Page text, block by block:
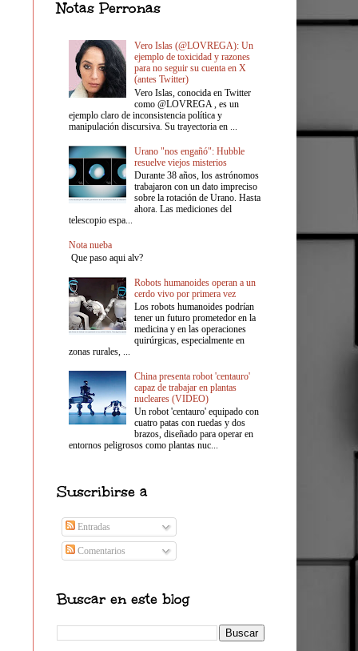
Notas Perronas
Vero Islas (@LOVREGA): Un
ejemplo de toxicidad y razones
para no seguir su cuenta en X
(antes Twitter)
Vero Islas, conocida en Twitter
como @LOVREGA , es un
ejemplo claro de inconsistencia política y
manipulación discursiva. Su trayectoria en ...
Urano "nos engañó": Hubble
resuelve viejos misterios
Durante 38 años, los astrónomos
trabajaron con un dato impreciso
sobre la rotación de Urano. Hasta
ahora. Las mediciones del
telescopio espa...
Nota nueba
Que paso aqui alv?
Robots humanoides operan a un
cerdo vivo por primera vez
Los robots humanoides podrían
tener un futuro prometedor en la
medicina y en las operaciones
quirúrgicas, especialmente en
zonas rurales, ...
China presenta robot 'centauro'
capaz de trabajar en plantas
nucleares (VIDEO)
Un robot 'centauro' equipado con
cuatro patas con ruedas y dos
brazos, diseñado para operar en
entornos peligrosos como plantas nuc...
Suscribirse a
Entradas
Comentarios
Buscar en este blog